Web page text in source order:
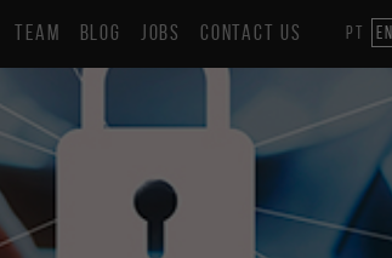
TEAM BLOG JOBS CONTACT US PT EN